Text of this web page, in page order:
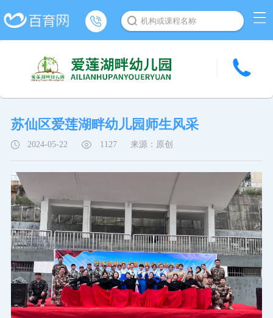
机构或课程名称
苏仙区爱莲湖畔幼儿园师生风采
2024-05-22 1127 来源：原创